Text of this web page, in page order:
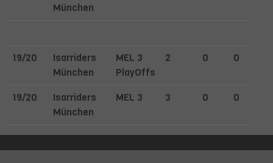
München
19/20
Isarriders
München
MEL 3
PlayOffs
2 0 0
19/20
Isarriders
München
MEL 3 3 0 0